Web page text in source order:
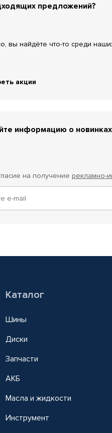
предложений?
вы найдёте что-то среди
акции
информацию о
на получение рекламно-
Каталог
Шины
Диски
Запчасти
АКБ
Масла и жидкости
Инструмент